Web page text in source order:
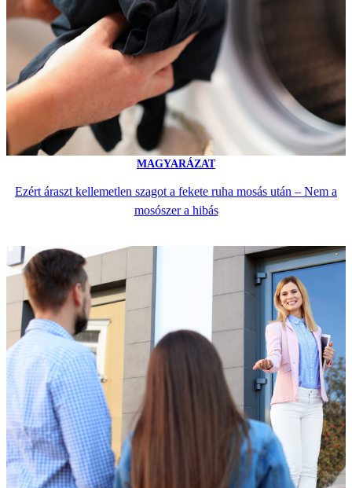
MAGYARÁZAT
Ezért áraszt kellemetlen szagot a fekete ruha mosás után – Nem a
mosószer a hibás